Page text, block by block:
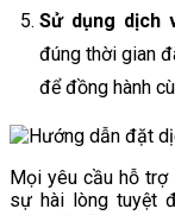
Sử dụng dịch
đúng thời gian
để đồng hành
Mọi yêu cầu hỗ
sự hài lòng tuyệt